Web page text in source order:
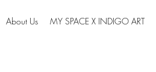
About Us MY SPACE X INDIGO ART